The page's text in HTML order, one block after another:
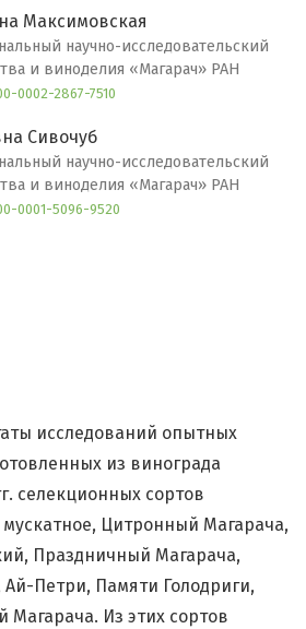
Максимовская
научно-исследовательский
и виноделия «Магарач» РАН
0002-2867-7510
Сивочуб
научно-исследовательский
и виноделия «Магарач» РАН
0001-5096-9520
исследований опытных
из винограда
селекционных сортов
мускатное, Цитронный Магарача,
Праздничный Магарача,
Ай-Петри, Памяти Голодриги,
Магарача. Из этих сортов